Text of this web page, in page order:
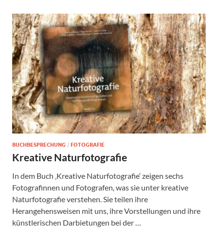
BUCHBESPRECHUNG / FOTOGRAFIE
Kreative Naturfotografie
In dem Buch ‚Kreative Naturfotografie‘ zeigen sechs
Fotografinnen und Fotografen, was sie unter kreative
Naturfotografie verstehen. Sie teilen ihre
Herangehensweisen mit uns, ihre Vorstellungen und ihre
künstlerischen Darbietungen bei der …